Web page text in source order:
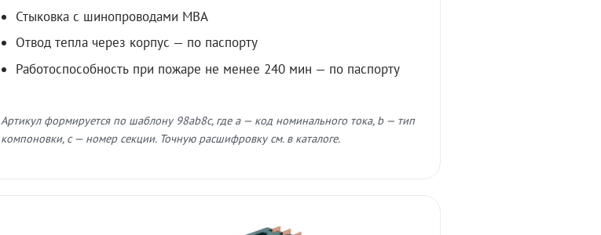
Стыковка с шинопроводами МВА
Отвод тепла через корпус — по паспорту
Работоспособность при пожаре не менее 240 мин — по паспорту
Артикул формируется по шаблону 98ab8c, где a — код номинального тока, b — тип
компоновки, c — номер секции. Точную расшифровку см. в каталоге.